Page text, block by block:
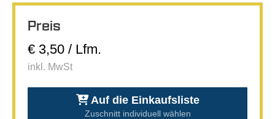
Preis
€ 3,50 / Lfm.
inkl. MwSt
Auf die Einkaufsliste
Zuschnitt individuell wählen